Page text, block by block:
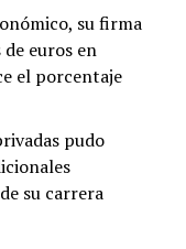
su firma
euros en
el porcentaje
pudo
su carrera